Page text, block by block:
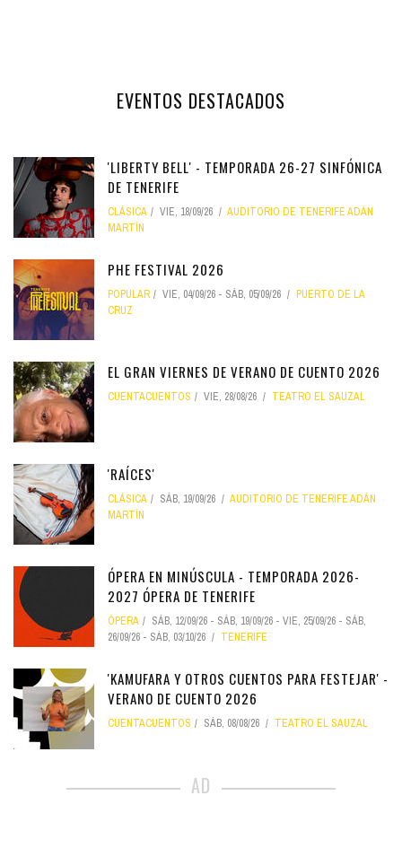
EVENTOS DESTACADOS
'LIBERTY BELL' - TEMPORADA 26-27 SINFÓNICA
DE TENERIFE
CLÁSICA VIE, 18/09/26
AUDITORIO DE TENERIFE ADÁN
MARTÍN
PHE FESTIVAL 2026
POPULAR VIE, 04/09/26 - SÁB, 05/09/26
PUERTO DE LA
CRUZ
EL GRAN VIERNES DE VERANO DE CUENTO 2026
CUENTACUENTOS VIE, 28/08/26 TEATRO EL SAUZAL
'RAÍCES'
CLÁSICA SÁB, 19/09/26
AUDITORIO DE TENERIFE ADÁN
MARTÍN
ÓPERA EN MINÚSCULA - TEMPORADA 2026-
2027 ÓPERA DE TENERIFE
ÓPERA SÁB, 12/09/26 - SÁB, 19/09/26 - VIE, 25/09/26 - SÁB,
26/09/26 - SÁB, 03/10/26 TENERIFE
'KAMUFARA Y OTROS CUENTOS PARA FESTEJAR' -
VERANO DE CUENTO 2026
CUENTACUENTOS SÁB, 08/08/26 TEATRO EL SAUZAL
AD